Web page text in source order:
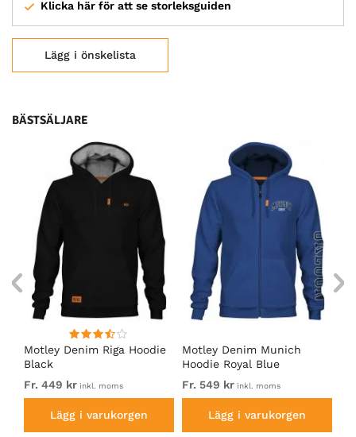
Klicka här för att se storleksguiden
Lägg i önskelista
BÄSTSÄLJARE
Motley Denim Riga Hoodie
Black
Fr. 449 kr inkl. moms
Lägg i varukorgen
Motley Denim Munich
Hoodie Royal Blue
Fr. 549 kr inkl. moms
Lägg i varukorgen